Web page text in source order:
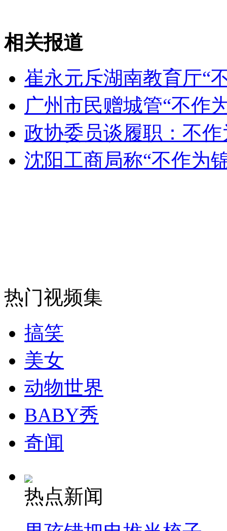
山西运城恶犬咬伤多人 警民合力深夜将其击毙
女孩北京地铁殴打老人 痛下狠手拳打脚踢
安徽一实载49人客车翻车
走！跟着总书记去植树
消防员救轻生者
司机酒驾遇交警 急速倒车逃窜
相关报道
崔永元斥湖南教育厅“
广州市民赠城管“不作
政协委员谈履职：不作
沈阳工商局称“不作为
热门视频集
搞笑
美女
动物世界
BABY秀
奇闻
热点新闻